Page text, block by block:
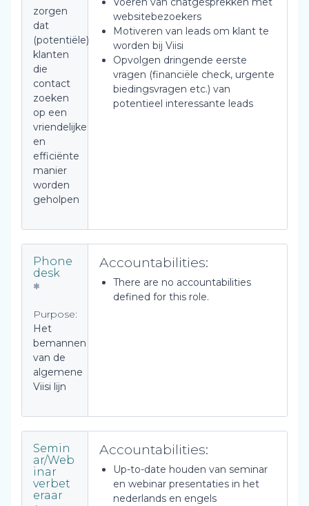
zorgen
dat
(potentiële)
klanten
die
contact
zoeken
op een
vriendelijke
en
efficiënte
manier
worden
geholpen
websitebezoekers
Motiveren van leads om klant te
worden bij Viisi
Opvolgen dringende eerste
vragen (financiële check, urgente
biedingsvragen etc.) van
potentieel interessante leads
Phone
desk
Purpose:
Het
bemannen
van de
algemene
Viisi lijn
Accountabilities:
There are no accountabilities
defined for this role.
Semin
ar/Web
inar
verbet
eraar
Accountabilities:
Up-to-date houden van seminar
en webinar presentaties in het
nederlands en engels